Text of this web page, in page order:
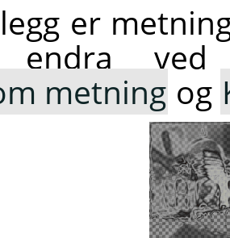
er
ved
metning og